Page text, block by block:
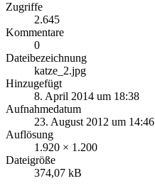
Zugriffe
2.645
Kommentare
0
Dateibezeichnung
katze_2.jpg
Hinzugefügt
8. April 2014 um 18:38
Aufnahmedatum
23. August 2012 um 14:46
Auflösung
1.920 × 1.200
Dateigröße
374,07 kB